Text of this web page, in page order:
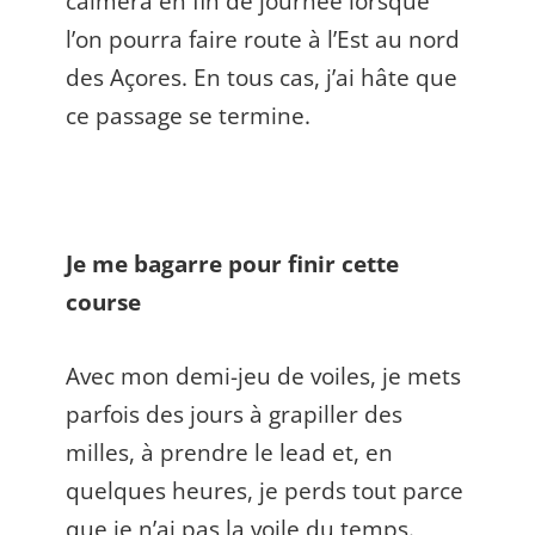
l’on pourra faire route à l’Est au nord
des Açores. En tous cas, j’ai hâte que
ce passage se termine.
Je me bagarre pour finir cette
course
Avec mon demi-jeu de voiles, je mets
parfois des jours à grapiller des
milles, à prendre le lead et, en
quelques heures, je perds tout parce